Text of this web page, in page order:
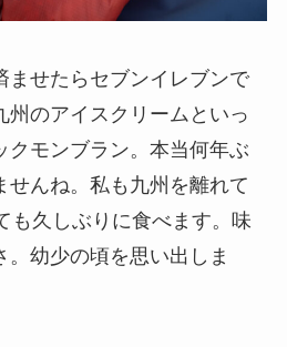
ませたらセブンイレブンで
州のアイスクリームといっ
モンブラン。本当何年ぶ
せんね。私も九州を離れて
も久しぶりに食べます。味
。幼少の頃を思い出しま